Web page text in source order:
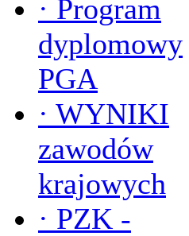
· Program
dyplomowy
PGA
· WYNIKI
zawodów
krajowych
· PZK -